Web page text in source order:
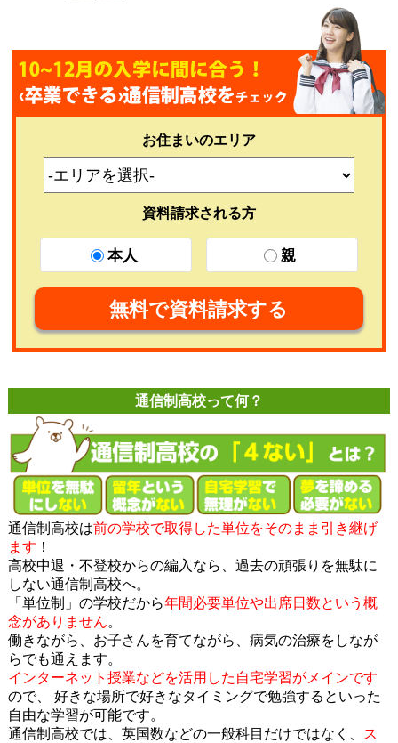
お住まいのエリア
資料請求される方
本人 親
無料で資料請求する
通信制高校って何？
通信制高校は前の学校で取得した単位をそのまま引き継げ
ます ！
高校中退・不登校からの編入なら、過去の頑張りを無駄に
しない通信制高校へ。
「単位制」の学校だから年間必要単位や出席日数という概
念がありません。
働きながら、お子さんを育てながら、病気の治療をしなが
らでも通えます。
インターネット授業などを活用した自宅学習がメインです
ので、 好きな場所で好きなタイミングで勉強するといった
自由な学習が可能です。
通信制高校では、英国数などの一般科目だけではなく、
ス